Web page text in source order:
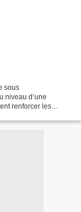
sous
niveau d’une
renforcer les